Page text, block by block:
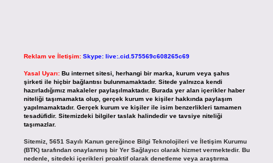
Reklam ve İletişim: Skype: live:.cid.575569c608265c69
Yasal Uyarı: Bu internet sitesi, herhangi bir marka, kurum veya şahıs
şirketi ile hiçbir bağlantısı bulunmamaktadır. Sitede yalnızca kendi
hazırladığımız makaleler paylaşılmaktadır. Burada yer alan içerikler haber
niteliği taşımamakta olup, gerçek kurum ve kişiler hakkında paylaşım
yapılmamaktadır. Gerçek kurum ve kişiler ile isim benzerlikleri tamamen
tesadüfidir. Sitemizdeki bilgiler taslak halindedir ve tavsiye niteliği
taşımazlar.
Sitemiz, 5651 Sayılı Kanun gereğince Bilgi Teknolojileri ve İletişim Kurumu
(BTK) tarafından onaylanmış bir Yer Sağlayıcı olarak hizmet vermektedir. Bu
nedenle, sitedeki içerikleri proaktif olarak denetleme veya araştırma